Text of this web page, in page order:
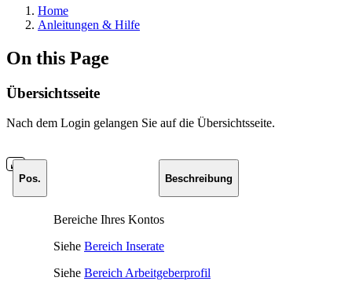
Home
Anleitungen & Hilfe
On this Page
Übersichtsseite
Nach dem Login gelangen Sie auf die Übersichtsseite.
Pos. Beschreibung
Bereiche Ihres Kontos
Siehe Bereich Inserate
Siehe Bereich Arbeitgeberprofil